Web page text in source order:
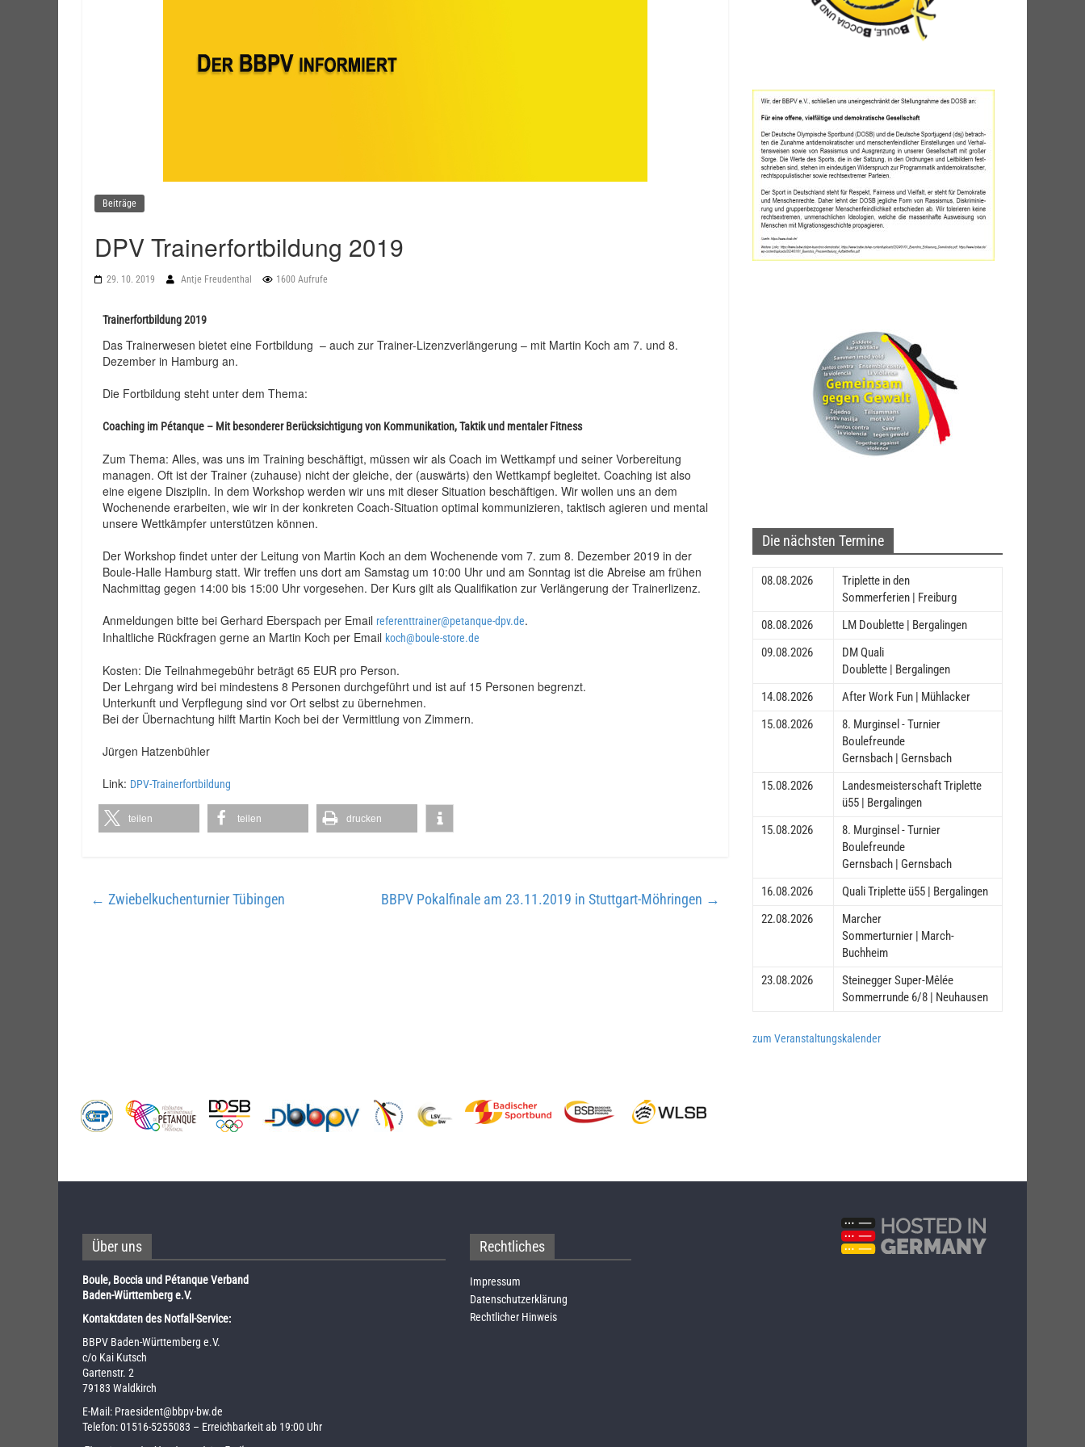
Beiträge
DPV Trainerfortbildung 2019
29. 10. 2019 Antje Freudenthal 1600 Aufrufe
Trainerfortbildung 2019
Das Trainerwesen bietet eine Fortbildung – auch zur Trainer-Lizenzverlängerung – mit Martin Koch am 7. und 8.
Dezember in Hamburg an.
Die Fortbildung steht unter dem Thema:
Coaching im Pétanque – Mit besonderer Berücksichtigung von Kommunikation, Taktik und mentaler Fitness
Zum Thema: Alles, was uns im Training beschäftigt, müssen wir als Coach im Wettkampf und seiner Vorbereitung
managen. Oft ist der Trainer (zuhause) nicht der gleiche, der (auswärts) den Wettkampf begleitet. Coaching ist also
eine eigene Disziplin. In dem Workshop werden wir uns mit dieser Situation beschäftigen. Wir wollen uns an dem
Wochenende erarbeiten, wie wir in der konkreten Coach-Situation optimal kommunizieren, taktisch agieren und mental
unsere Wettkämpfer unterstützen können.
Der Workshop findet unter der Leitung von Martin Koch an dem Wochenende vom 7. zum 8. Dezember 2019 in der
Boule-Halle Hamburg statt. Wir treffen uns dort am Samstag um 10:00 Uhr und am Sonntag ist die Abreise am frühen
Nachmittag gegen 14:00 bis 15:00 Uhr vorgesehen. Der Kurs gilt als Qualifikation zur Verlängerung der Trainerlizenz.
Anmeldungen bitte bei Gerhard Eberspach per Email referenttrainer@petanque-dpv.de.
Inhaltliche Rückfragen gerne an Martin Koch per Email koch@boule-store.de
Kosten: Die Teilnahmegebühr beträgt 65 EUR pro Person.
Der Lehrgang wird bei mindestens 8 Personen durchgeführt und ist auf 15 Personen begrenzt.
Unterkunft und Verpflegung sind vor Ort selbst zu übernehmen.
Bei der Übernachtung hilft Martin Koch bei der Vermittlung von Zimmern.
Jürgen Hatzenbühler
Link: DPV-Trainerfortbildung
teilen teilen drucken
← Zwiebelkuchenturnier Tübingen BBPV Pokalfinale am 23.11.2019 in Stuttgart-Möhringen →
Die nächsten Termine
08.08.2026
Triplette in den
Sommerferien | Freiburg
08.08.2026
LM Doublette | Bergalingen
09.08.2026
DM Quali
Doublette | Bergalingen
14.08.2026
After Work Fun | Mühlacker
15.08.2026
8. Murginsel - Turnier
Boulefreunde
Gernsbach | Gernsbach
15.08.2026
Landesmeisterschaft Triplette
ü55 | Bergalingen
15.08.2026
8. Murginsel - Turnier
Boulefreunde
Gernsbach | Gernsbach
16.08.2026
Quali Triplette ü55 | Bergalingen
22.08.2026
Marcher
Sommerturnier | March-
Buchheim
23.08.2026
Steinegger Super-Mêlée
Sommerrunde 6/8 | Neuhausen
zum Veranstaltungskalender
Über uns
Boule, Boccia und Pétanque Verband
Baden-Württemberg e.V.
Kontaktdaten des Notfall-Service:
BBPV Baden-Württemberg e.V.
c/o Kai Kutsch
Gartenstr. 2
79183 Waldkirch
E-Mail: Praesident@bbpv-bw.de
Telefon:01516-5255083 – Erreichbarkeit ab 19:00 Uhr
Rechtliches
Impressum
Datenschutzerklärung
Rechtlicher Hinweis